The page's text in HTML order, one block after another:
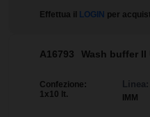
Effettua il LOGIN per
A16793 Wash buffer II
Confezione:
1x10 lt.
Linea:
IMM